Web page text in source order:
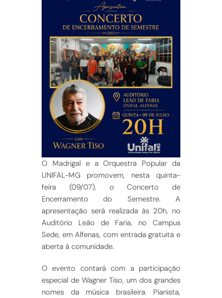
O Madrigal e a Orquestra Popular da
UNIFAL-MG promovem, nesta quinta-
feira (09/07), o Concerto de
Encerramento do Semestre. A
apresentação será realizada às 20h, no
Auditório Leão de Faria, no Campus
Sede, em Alfenas, com entrada gratuita e
aberta à comunidade.
O evento contará com a participação
especial de Wagner Tiso, um dos grandes
nomes da música brasileira. Pianista,